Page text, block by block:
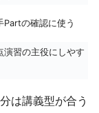
Partの確認に使う
演習の主役にしやす
は講義型が合う